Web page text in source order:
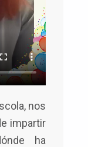
nos
impartir
ha